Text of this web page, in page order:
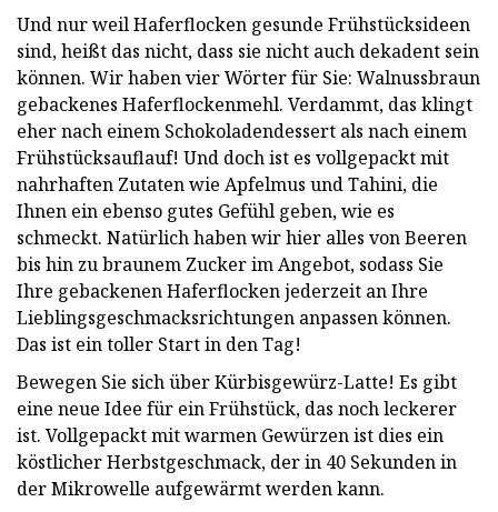
Und nur weil Haferflocken gesunde Frühstücksideen
sind, heißt das nicht, dass sie nicht auch dekadent sein
können. Wir haben vier Wörter für Sie: Walnussbraun
gebackenes Haferflockenmehl. Verdammt, das klingt
eher nach einem Schokoladendessert als nach einem
Frühstücksauflauf! Und doch ist es vollgepackt mit
nahrhaften Zutaten wie Apfelmus und Tahini, die
Ihnen ein ebenso gutes Gefühl geben, wie es
schmeckt. Natürlich haben wir hier alles von Beeren
bis hin zu braunem Zucker im Angebot, sodass Sie
Ihre gebackenen Haferflocken jederzeit an Ihre
Lieblingsgeschmacksrichtungen anpassen können.
Das ist ein toller Start in den Tag!
Bewegen Sie sich über Kürbisgewürz-Latte! Es gibt
eine neue Idee für ein Frühstück, das noch leckerer
ist. Vollgepackt mit warmen Gewürzen ist dies ein
köstlicher Herbstgeschmack, der in 40 Sekunden in
der Mikrowelle aufgewärmt werden kann.